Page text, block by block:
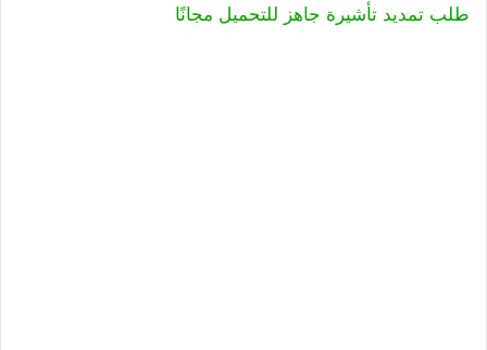
طلب تمديد تأشيرة جاهز للتحميل مجانًا